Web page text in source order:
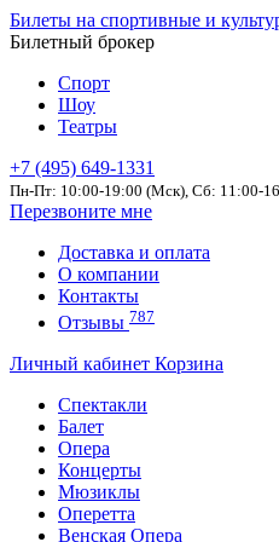
Билеты на спортивные и
Билетный брокер
Спорт
Шоу
Театры
+7 (495) 649-1331
Пн-Пт: 10:00-19:00 (Мск), Сб: 11:00-
Перезвоните мне
Доставка и оплата
О компании
Контакты
Отзывы 787
Личный кабинет Корзина
Спектакли
Балет
Опера
Концерты
Мюзиклы
Оперетта
Венская Опера